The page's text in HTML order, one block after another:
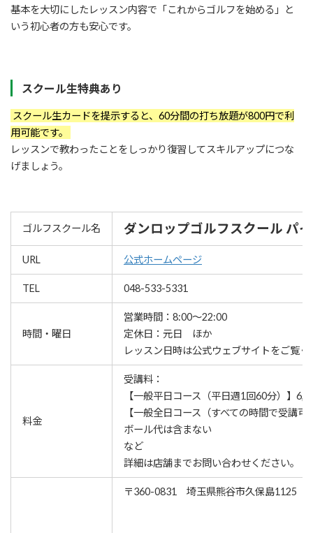
基本を大切にしたレッスン内容で「これからゴルフを始める」と
いう初心者の方も安心です。
スクール生特典あり
スクール生カードを提示すると、60分間の打ち放題が800円で利
用可能です。
レッスンで教わったことをしっかり復習してスキルアップにつな
げましょう。
ゴルフスクール名 ダンロップゴルフスクール パ
URL 公式ホームページ
TEL 048-533-5331
時間・曜日
営業時間：8:00～22:00
定休日：元日 ほか
レッスン⽇時は公式ウェブサイトをご覧く
料金
受講料：
【一般平日コース（平日週1回60分）】
【一般全日コース（すべての時間で受講可
ボール代は含まない
など
詳細は店舗までお問い合わせください。
〒360-0831 埼玉県熊谷市久保島1125